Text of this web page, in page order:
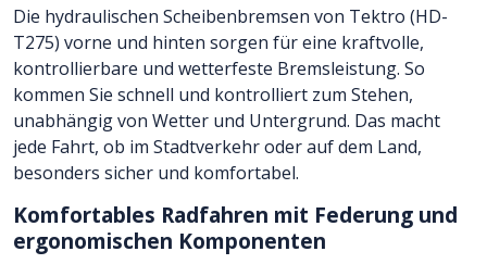
Die hydraulischen Scheibenbremsen von Tektro (HD-
T275) vorne und hinten sorgen für eine kraftvolle,
kontrollierbare und wetterfeste Bremsleistung. So
kommen Sie schnell und kontrolliert zum Stehen,
unabhängig von Wetter und Untergrund. Das macht
jede Fahrt, ob im Stadtverkehr oder auf dem Land,
besonders sicher und komfortabel.
Komfortables Radfahren mit Federung und
ergonomischen Komponenten